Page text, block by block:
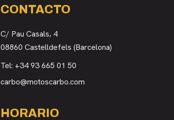
CONTACTO
C/ Pau Casals, 4
08860 Castelldefels (Barcelona)
Tel: +34 93 665 01 50
carbo@motoscarbo.com
HORARIO